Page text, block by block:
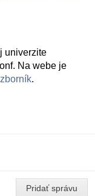
univerzite
Na webe je
zborník.
Pridať správu